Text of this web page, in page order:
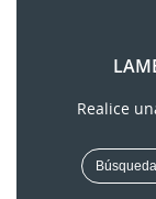
Realice